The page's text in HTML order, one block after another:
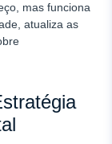
mas funciona
atualiza as